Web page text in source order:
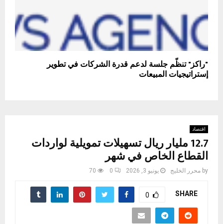
"راكز" تنظّم جلسة لدعم قدرة الشركات في تطوير
إستراتيجيات المبيعات
اقتصاد
12.7 مليار ريال تسهيلات تمويلية لواردات
القطاع الخاص في شهر
by محرر الخليج يونيو 3, 2026 0
70
SHARE
0